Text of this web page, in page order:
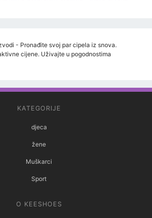
- Pronađite svoj par cipela iz snova.
cijene. Uživajte u pogodnostima
KATEGORIJE
djeca
žene
Muškarci
Sport
O KEESHOES